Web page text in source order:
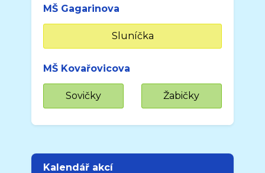
MŠ Gagarinova
Sluníčka
MŠ Kovařovicova
Sovičky Žabičky
Kalendář akcí